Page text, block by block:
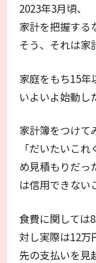
2023年3月頃、
家計を把握する
そう、それは家
家庭をもち15年
いよいよ始動し
家計簿をつけて
「だいたいこ
め見積もりだっ
は信用できない
食費に関しては
対し実際は12万
先の支払いを見